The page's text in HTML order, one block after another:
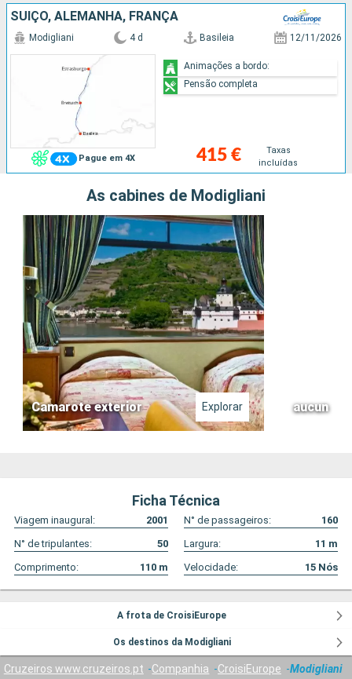
SUÍÇO, ALEMANHA, FRANÇA
Pague em 4X
Modigliani 4 d Basileia 12/11/2026
415 €
Taxas
incluídas
Animações a bordo:
Pensão completa
As cabines de Modigliani
Camarote exterior Explorar aucun
Ficha Técnica
Viagem inaugural: 2001 N° de passageiros:
160
N° de tripulantes:
50 Largura: 11 m
Comprimento:
110 m Velocidade: 15 Nós
A frota de CroisiEurope
Os destinos da Modigliani
Cruzeiros www.cruzeiros.pt Companhia CroisiEurope Modigliani